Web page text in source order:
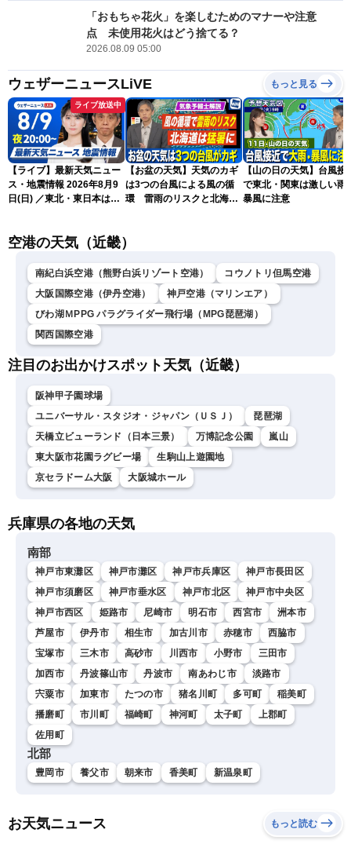
「おもちゃ花火」を楽しむためのマナーや注意
点 未使用花火はどう捨てる？
2026.08.09 05:00
ウェザーニュースLiVE もっと見る
ライブ放送中
【ライブ】最新天気ニュー
ス・地震情報 2026年8月9
日(日) ／東北・東日本は急
衣／芳野達郎〉
【お盆の天気】天気のカギ
は3つの台風による風の循
環 雷雨のリスクと北海道
【山の日の天気】台風接
で東北・関東は激しい雨
暴風に注意
空港の天気（近畿）
南紀白浜空港（熊野白浜リゾート空港）
コウノトリ但馬空港
大阪国際空港（伊丹空港）
神戸空港（マリンエア）
びわ湖ＭPPG パラグライダー飛行場（MPG琵琶湖）
関西国際空港
注目のお出かけスポット天気（近畿）
阪神甲子園球場
ユニバーサル・スタジオ・ジャパン（ＵＳＪ）
琵琶湖
天橋立ビューランド（日本三景）
万博記念公園
嵐山
東大阪市花園ラグビー場
生駒山上遊園地
京セラドーム大阪
大阪城ホール
兵庫県の各地の天気
南部
神戸市東灘区 神戸市灘区 神戸市兵庫区
神戸市長田区
神戸市須磨区
神戸市垂水区 神戸市北区
神戸市中央区
神戸市西区
姫路市 尼崎市 明石市 西宮市
洲本市
芦屋市
伊丹市 相生市 加古川市 赤穂市
西脇市
宝塚市
三木市 高砂市 川西市 小野市
三田市
加西市
丹波篠山市 丹波市 南あわじ市
淡路市
宍粟市
加東市 たつの市 猪名川町 多可町
稲美町
播磨町
市川町 福崎町 神河町 太子町
上郡町
佐用町
北部
豊岡市 養父市 朝来市 香美町 新温泉町
お天気ニュース もっと読む